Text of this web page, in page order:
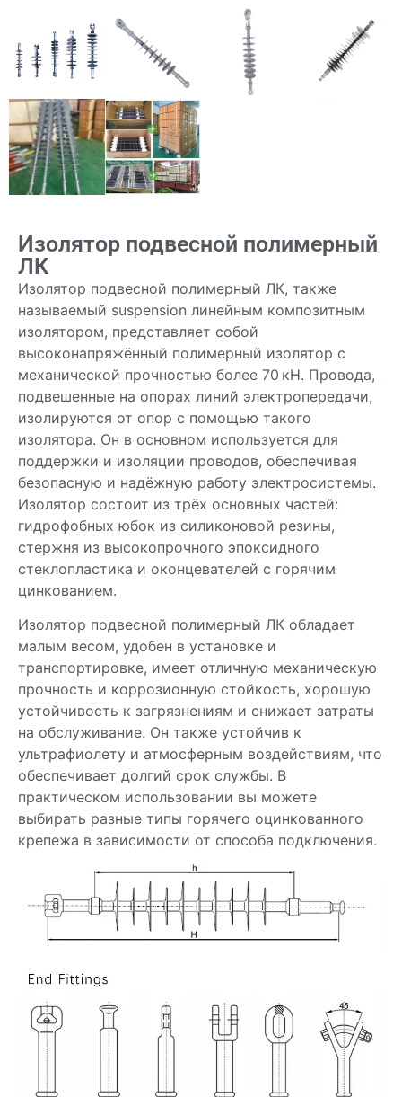
Изолятор подвесной полимерный
ЛК
Изолятор подвесной полимерный ЛК, также
называемый suspension линейным композитным
изолятором, представляет собой
высоконапряжённый полимерный изолятор с
механической прочностью более 70 кН. Провода,
подвешенные на опорах линий электропередачи,
изолируются от опор с помощью такого
изолятора. Он в основном используется для
поддержки и изоляции проводов, обеспечивая
безопасную и надёжную работу электросистемы.
Изолятор состоит из трёх основных частей:
гидрофобных юбок из силиконовой резины,
стержня из высокопрочного эпоксидного
стеклопластика и оконцевателей с горячим
цинкованием.
Изолятор подвесной полимерный ЛК обладает
малым весом, удобен в установке и
транспортировке, имеет отличную механическую
прочность и коррозионную стойкость, хорошую
устойчивость к загрязнениям и снижает затраты
на обслуживание. Он также устойчив к
ультрафиолету и атмосферным воздействиям, что
обеспечивает долгий срок службы. В
практическом использовании вы можете
выбирать разные типы горячего оцинкованного
крепежа в зависимости от способа подключения.